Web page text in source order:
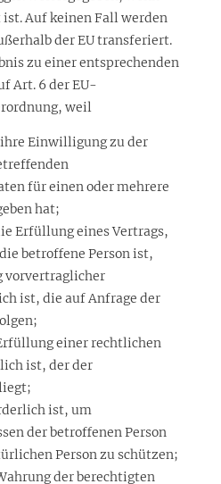
Auf keinen Fall werden
der EU transferiert.
zu einer entsprechenden
Art. 6 der EU-
weil
ihre Einwilligung zu der
für einen oder mehrere
hat;
Erfüllung eines Vertrags,
betroffene Person ist,
vorvertraglicher
ist, die auf Anfrage der
einer rechtlichen
ist, der der
ist, um
der betroffenen Person
Person zu schützen;
der berechtigten